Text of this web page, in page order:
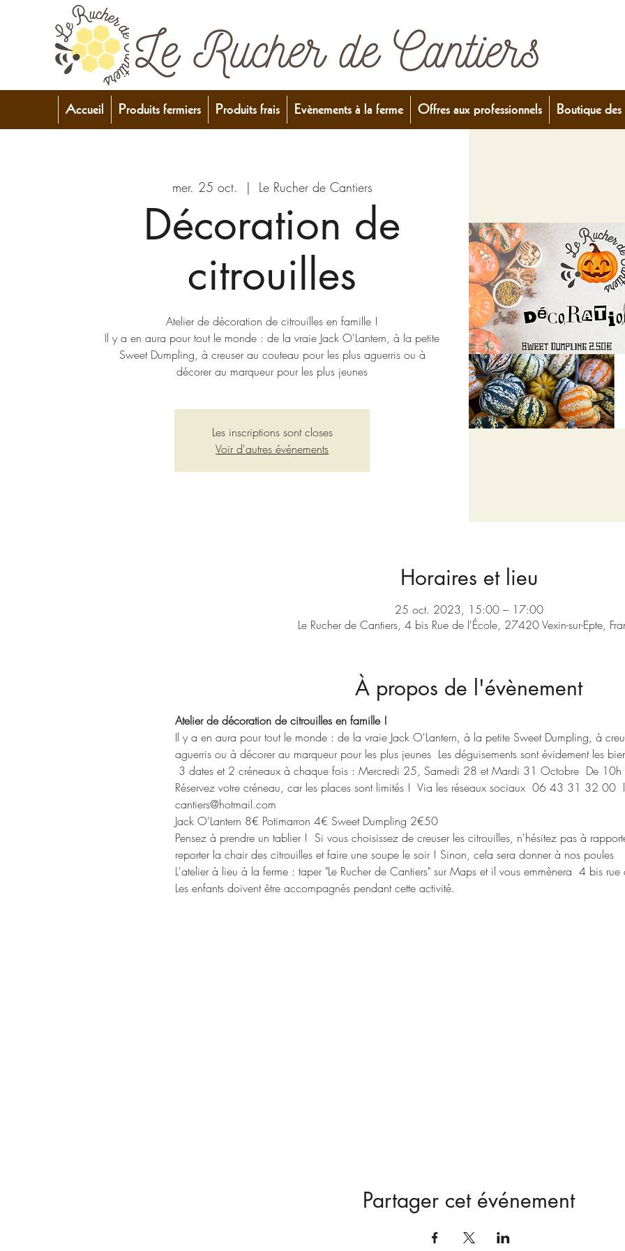
Accueil Produits fermiers Produits frais Evènements à la ferme Offres aux professionnels Boutique
mer. 25 oct.
  |
Le Rucher de Cantiers
Décoration de
citrouilles
Atelier de décoration de citrouilles en famille !
Il y a en aura pour tout le monde : de la vraie Jack O'Lantern, à la petite
Sweet Dumpling, à creuser au couteau pour les plus aguerris ou à
décorer au marqueur pour les plus jeunes
Les inscriptions sont closes
Voir d'autres événements
Horaires et lieu
25 oct. 2023, 15:00 – 17:00
Le Rucher de Cantiers, 4 bis Rue de l'École, 27420 Vexin-sur-Epte,
À propos de l'évènement
Atelier de décoration de citrouilles en famille !
Il y a en aura pour tout le monde : de la vraie Jack O'Lantern, à la petite Sweet Dumpling, à
aguerris ou à décorer au marqueur pour les plus jeunes  Les déguisements sont évidement les
3 dates et 2 créneaux à chaque fois : Mercredi 25, Samedi 28 et Mardi 31 Octobre  De
Réservez votre créneau, car les places sont limités !  Via les réseaux sociaux  06 43 31 32 00
cantiers@hotmail.com
Jack O'Lantern 8€ Potimarron 4€ Sweet Dumpling 2€50
Pensez à prendre un tablier !  Si vous choisissez de creuser les citrouilles, n'hésitez pas à
reporter la chair des citrouilles et faire une soupe le soir ! Sinon, cela sera donner à nos poules
L'atelier à lieu à la ferme : taper "Le Rucher de Cantiers" sur Maps et il vous emmènera  4 bis
Les enfants doivent être accompagnés pendant cette activité.
Partager cet événement